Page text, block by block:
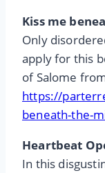
Kiss me
Only
apply for this
of Salome
https://
beneath-the-
Heartbeat
In this